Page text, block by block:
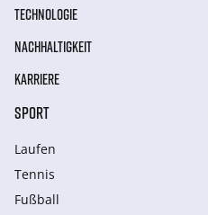
TECHNOLOGIE
NACHHALTIGKEIT
KARRIERE
SPORT
Laufen
Tennis
Fußball